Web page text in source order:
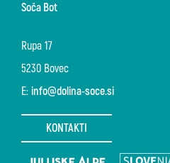
Rupa 17
5230 Bovec
E: info@dolina-soce.si
KONTAKTI
Soča Bot